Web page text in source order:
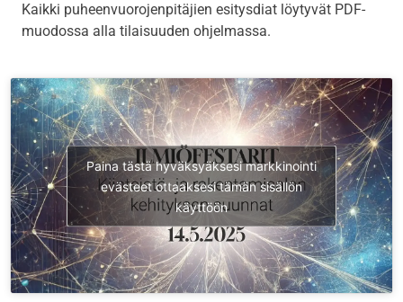
Kaikki puheenvuorojenpitäjien esitysdiat löytyvät PDF-
muodossa alla tilaisuuden ohjelmassa.
Paina tästä hyväksyäksesi markkinointi
evästeet ottaaksesi tämän sisällön
käyttöön